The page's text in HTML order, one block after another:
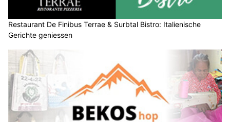
Restaurant De Finibus Terrae & Surbtal Bistro: Italienische
Gerichte geniessen